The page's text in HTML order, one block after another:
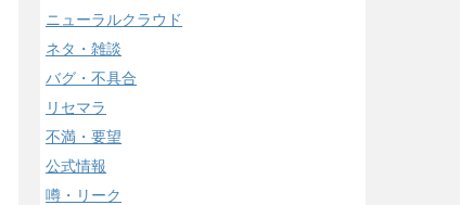
ニューラルクラウド
ネタ・雑談
バグ・不具合
リセマラ
不満・要望
公式情報
噂・リーク